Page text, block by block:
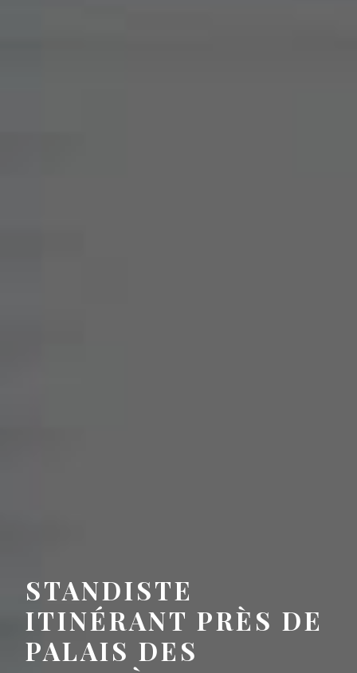
STANDISTE
ITINÉRANT PRÈS DE
PALAIS DES